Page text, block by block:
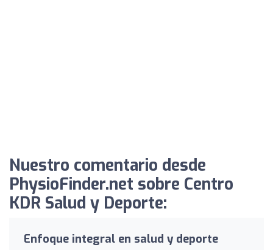
Nuestro comentario desde
PhysioFinder.net sobre Centro
KDR Salud y Deporte:
Enfoque integral en salud y deporte